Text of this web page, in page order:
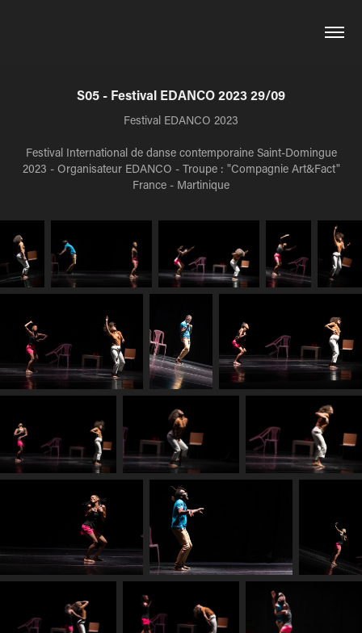
S05 - Festival EDANCO 2023 29/09
Festival EDANCO 2023
Festival International de danse contemporaine Saint-Domingue
2023 - Organisateur EDANCO - Troupe : "Compagnie Art&Fact"
France - Martinique